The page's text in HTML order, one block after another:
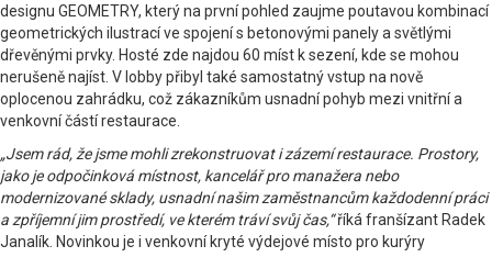
designu GEOMETRY, který na první pohled zaujme poutavou kombinací
geometrických ilustrací ve spojení s betonovými panely a světlými
dřevěnými prvky. Hosté zde najdou 60 míst k sezení, kde se mohou
nerušeně najíst. V lobby přibyl také samostatný vstup na nově
oplocenou zahrádku, což zákazníkům usnadní pohyb mezi vnitřní a
venkovní částí restaurace.
„Jsem rád, že jsme mohli zrekonstruovat i zázemí restaurace. Prostory,
jako je odpočinková místnost, kancelář pro manažera nebo
modernizované sklady, usnadní našim zaměstnancům každodenní práci
a zpříjemní jim prostředí, ve kterém tráví svůj čas,“říká franšízant Radek
Janalík. Novinkou je i venkovní kryté výdejové místo pro kurýry